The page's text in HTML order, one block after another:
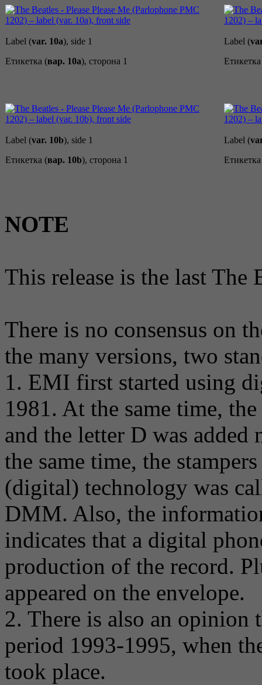
Label (var. 10a), side 1
Етикетка (вар. 10a), сторона 1
Label (
Label (var. 10b), side 1
Етикетка (вар. 10b), сторона 1
Label (
NOTE
This release is the last The
There is no consensus on
the many versions, two
1. EMI first started using
1981. At the same time,
and the letter D was
the same time, the
(digital) technology was
DMM. Also, the
indicates that a digital
production of the record.
appeared on the envelope.
2. There is also an opinion
period 1993-1995, when
took place.